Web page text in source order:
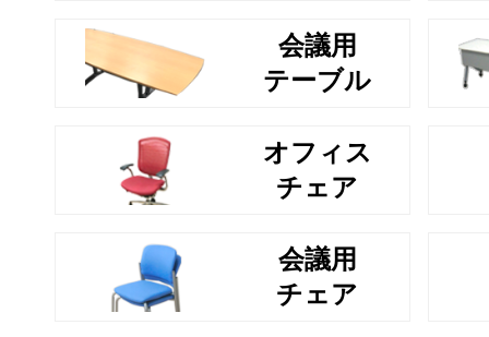
会議用
テーブル
オフィス
チェア
会議用
チェア